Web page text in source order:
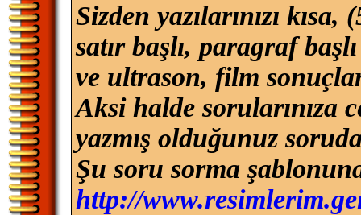
Sizden yazılarınızı
satır başlı, paragraf
ve ultrason, film
Aksi halde sorularınıza
yazmış olduğunuz
Şu soru sorma
http://